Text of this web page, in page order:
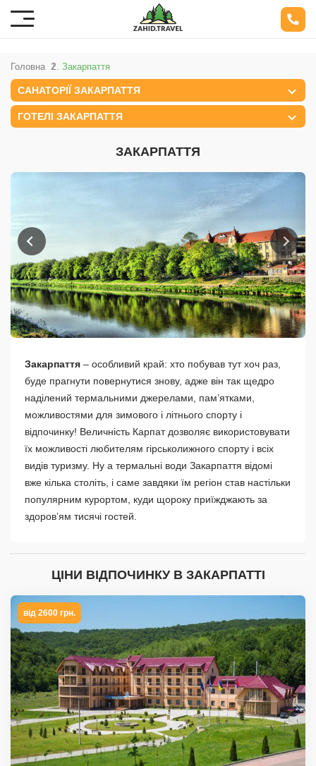
САНАТОРІЇ ЗАКАРПАТТЯ
ГОТЕЛІ ЗАКАРПАТТЯ
ЗАКАРПАТТЯ
Головна Закарпаття
Закарпаття – особливий край: хто побував тут хоч раз,
буде прагнути повернутися знову, адже він так щедро
наділений термальними джерелами, пам’ятками,
можливостями для зимового і літнього спорту і
відпочинку! Величність Карпат дозволяє використовувати
їх можливості любителям гірськолижного спорту і всіх
видів туризму. Ну а термальні води Закарпаття відомі
вже кілька століть, і саме завдяки їм регіон став настільки
популярним курортом, куди щороку приїжджають за
здоров’ям тисячі гостей.
ЦІНИ ВІДПОЧИНКУ В ЗАКАРПАТТІ
від 2600 грн.